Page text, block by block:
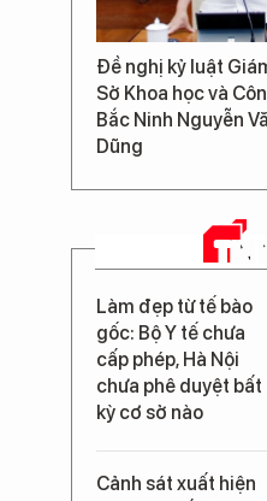
Đề nghị kỷ luật
Sở Khoa học và
Bắc Ninh Nguyễn
Dũng
TIN
Làm đẹp từ tế bào
gốc: Bộ Y tế chưa
cấp phép, Hà Nội
chưa phê duyệt bất
kỳ cơ sở nào
Cảnh sát xuất hiện